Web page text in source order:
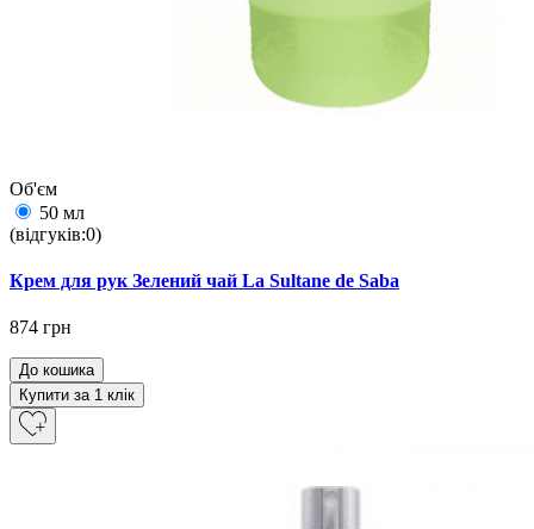
Об'єм
50 мл
(відгуків:0)
Крем для рук Зелений чай La Sultane de Saba
874 грн
До кошика
Купити за 1 клiк